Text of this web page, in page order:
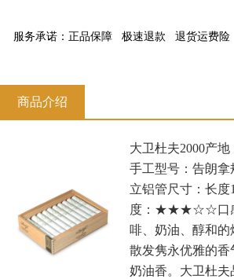
服务承诺： 正品保障 极速退款 退货运费险
商品介绍
大卫杜夫2000产地
手工型号：告朗拿
立铝管尺寸：长度
度：★★★☆☆口感
啡、奶油、醇和的
散发隽永优雅的
奶油香。大卫杜